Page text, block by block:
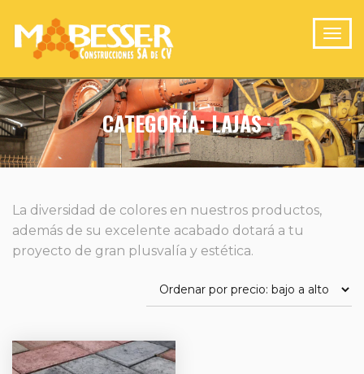
CATEGORÍA:LAJAS
La diver­sidad de colores en nues­tros produc­tos,
además de su exce­lente acabado dotará a tu
proyec­to de gran plusva­lía y esté­tica.